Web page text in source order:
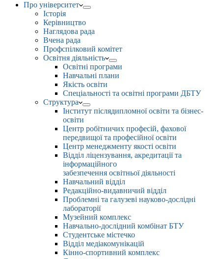
Про університет
Історія
Керівництво
Наглядова рада
Вчена рада
Профспілковий комітет
Освітня діяльність
Освітні програми
Навчальні плани
Якість освіти
Спеціальності та освітні програми ДБТУ
Структура
Інститут післядипломної освіти та бізнес-
освіти
Центр робітничих професій, фахової
передвищої та професійної освіти
Центр менеджменту якості освіти
Відділ ліцензування, акредитації та
інформаційного
забезпечення освітньої діяльності
Навчальний відділ
Редакційно-видавничий відділ
Проблемні та галузеві науково-дослідні
лабораторії
Музейний комплекс
Навчально-дослідний комбінат БТУ
Студентське містечко
Відділ медіакомунікацій
Кінно-спортивний комплекс